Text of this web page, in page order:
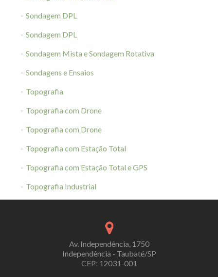
Sondagem DPL
Sondagem DPL
Sondagem Mista e Sondagem Rotativa
Sondagens e Ensaios
Topografia
Topografia com Drone
Topografia com Drone
Topografia com Estação Total
Topografia com Estação Total e GPS
Topografia Industrial
Av. Independência, 1750
Independência - Taubaté/SP
CEP: 12031-001